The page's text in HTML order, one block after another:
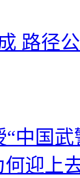
路径
中国
何迎上